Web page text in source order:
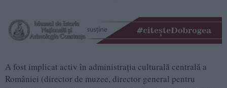
A fost implicat activ în administraţia culturală centrală a
României (director de muzee, director general pentru